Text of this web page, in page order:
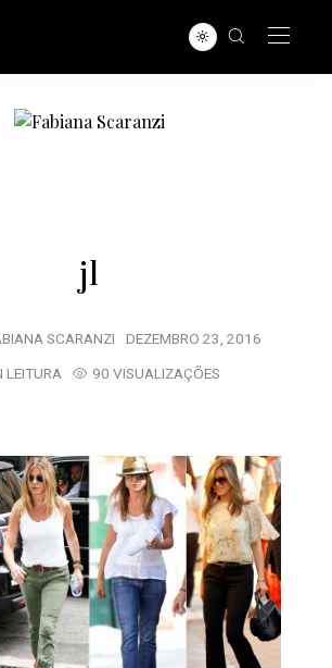
j1
SCARANZI DEZEMBRO 23, 2016
LEITURA
90 VISUALIZAÇÕES